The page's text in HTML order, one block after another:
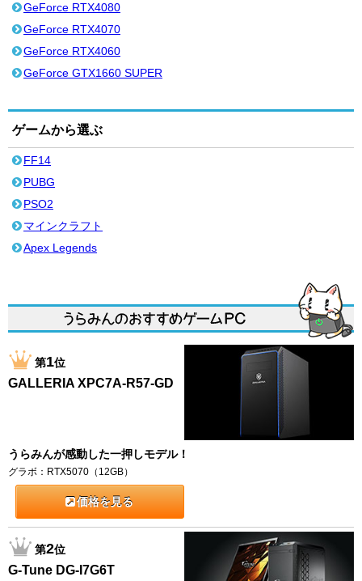
GeForce RTX4080
GeForce RTX4070
GeForce RTX4060
GeForce GTX1660 SUPER
ゲームから選ぶ
FF14
PUBG
PSO2
マインクラフト
Apex Legends
第1位
GALLERIA XPC7A-R57-GD
うらみんが感動した一押しモデル！
グラボ：RTX5070（12GB）
価格を見る
第2位
G-Tune DG-I7G6T